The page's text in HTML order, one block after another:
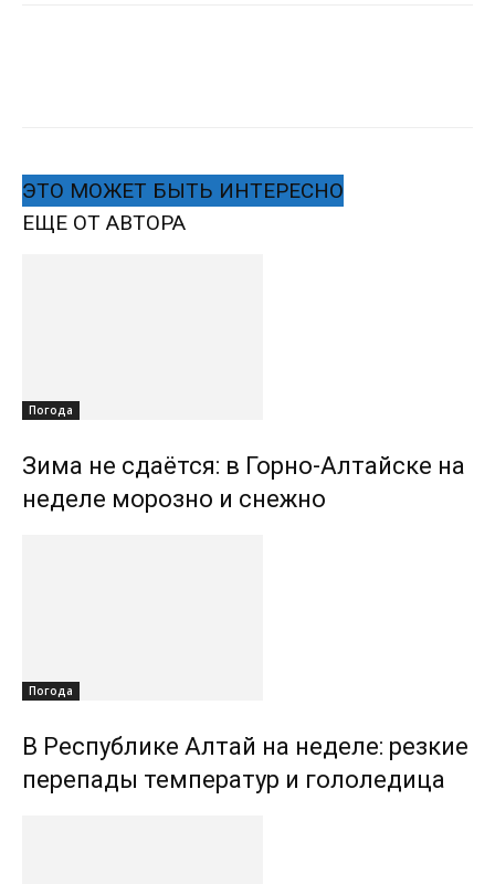
ЭТО МОЖЕТ БЫТЬ ИНТЕРЕСНО
ЕЩЕ ОТ АВТОРА
Погода
Зима не сдаётся: в Горно-Алтайске на
неделе морозно и снежно
Погода
В Республике Алтай на неделе: резкие
перепады температур и гололедица